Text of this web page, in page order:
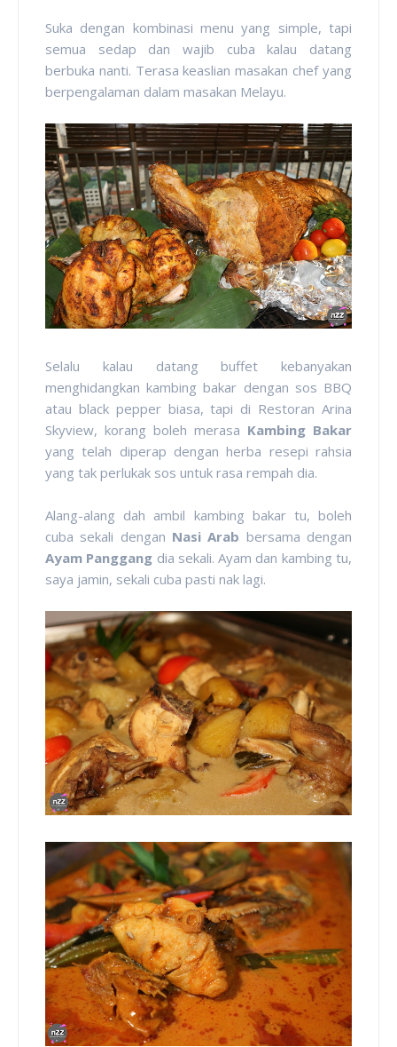
Suka dengan kombinasi menu yang simple, tapi
semua sedap dan wajib cuba kalau datang
berbuka nanti. Terasa keaslian masakan chef yang
berpengalaman dalam masakan Melayu.
Selalu kalau datang buffet kebanyakan
menghidangkan kambing bakar dengan sos BBQ
atau black pepper biasa, tapi di Restoran Arina
Skyview, korang boleh merasa Kambing Bakar
yang telah diperap dengan herba resepi rahsia
yang tak perlukak sos untuk rasa rempah dia.
Alang-alang dah ambil kambing bakar tu, boleh
cuba sekali dengan Nasi Arab bersama dengan
Ayam Panggang dia sekali. Ayam dan kambing tu,
saya jamin, sekali cuba pasti nak lagi.